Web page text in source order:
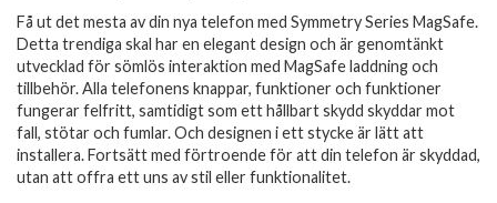
Få ut det mesta av din nya telefon med Symmetry Series MagSafe.
Detta trendiga skal har en elegant design och är genomtänkt
utvecklad för sömlös interaktion med MagSafe laddning och
tillbehör. Alla telefonens knappar, funktioner och funktioner
fungerar felfritt, samtidigt som ett hållbart skydd skyddar mot
fall, stötar och fumlar. Och designen i ett stycke är lätt att
installera. Fortsätt med förtroende för att din telefon är skyddad,
utan att offra ett uns av stil eller funktionalitet.